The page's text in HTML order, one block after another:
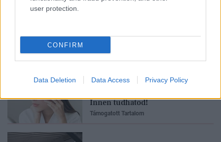
user protection.
CONFIRM
Data Deletion Data Access Privacy Policy
Feliratkozom
Innen tudhatod!
Támogatott Tartalom